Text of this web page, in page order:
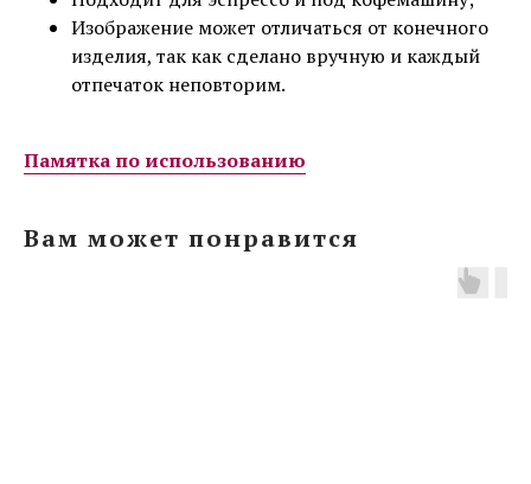
Изображение может отличаться от конечного
изделия, так как сделано вручную и каждый
отпечаток неповторим.
Памятка по использованию
Вам может понравится